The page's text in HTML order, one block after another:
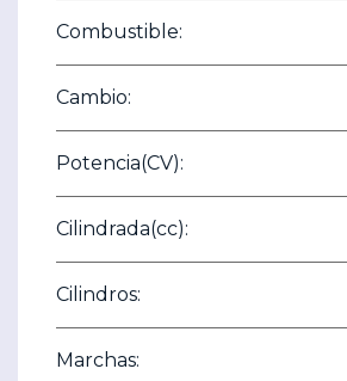
Combustible:
Cambio:
Potencia(CV):
Cilindrada(cc):
Cilindros:
Marchas: